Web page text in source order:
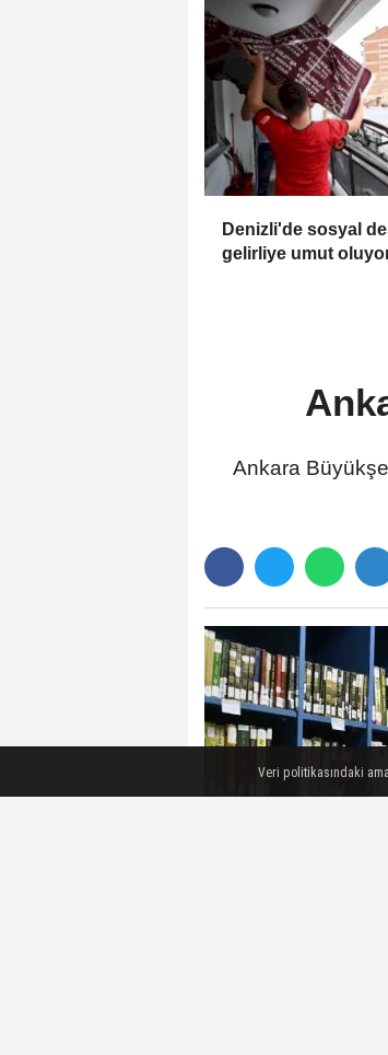
Denizli'de sosyal
gelirliye umut
Ankara
Veri politikasındaki